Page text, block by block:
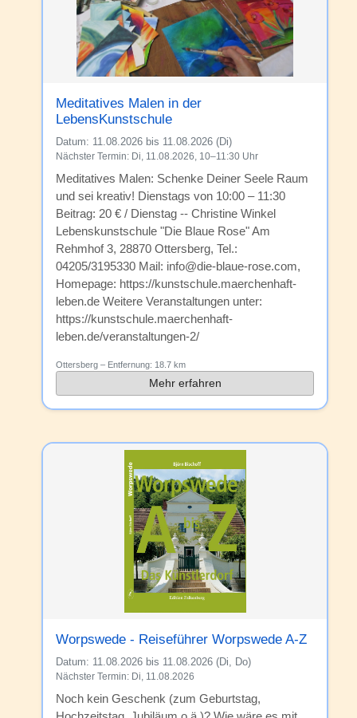
Meditatives Malen in der
LebensKunstschule
Datum: 11.08.2026 bis 11.08.2026 (Di)
Nächster Termin: Di, 11.08.2026, 10–11:30 Uhr
Meditatives Malen: Schenke Deiner Seele Raum
und sei kreativ! Dienstags von 10:00 – 11:30
Beitrag: 20 € / Dienstag -- Christine Winkel
Lebenskunstschule "Die Blaue Rose" Am
Rehmhof 3, 28870 Ottersberg, Tel.:
04205/3195330 Mail: info@die-blaue-rose.com,
Homepage: https://kunstschule.maerchenhaft-
leben.de Weitere Veranstaltungen unter:
https://kunstschule.maerchenhaft-
leben.de/veranstaltungen-2/
Ottersberg – Entfernung: 18.7 km
Mehr erfahren
Worpswede - Reiseführer Worpswede A-Z
Datum: 11.08.2026 bis 11.08.2026 (Di, Do)
Nächster Termin: Di, 11.08.2026
Noch kein Geschenk (zum Geburtstag,